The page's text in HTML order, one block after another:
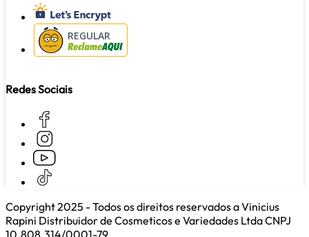
REGULAR
Redes Sociais
Copyright 2025 - Todos os direitos reservados a Vinicius
Rapini Distribuidor de Cosmeticos e Variedades Ltda CNPJ
10.808.314/0001-79